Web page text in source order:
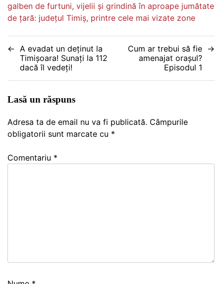
galben de furtuni, vijelii și grindină în aproape jumătate
de țară: județul Timiș, printre cele mai vizate zone
Navigare
articole
A evadat un deținut la
Timișoara! Sunați la 112
dacă îl vedeți!
Cum ar trebui să fie
amenajat orașul?
Episodul 1
Lasă un răspuns
Adresa ta de email nu va fi publicată. Câmpurile
obligatorii sunt marcate cu *
Comentariu *